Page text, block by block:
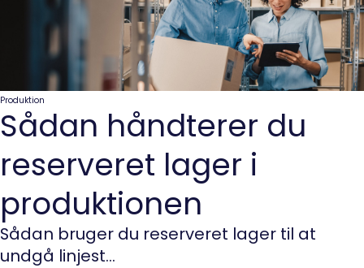
Produktion
Sådan håndterer du
reserveret lager i
produktionen
Sådan bruger du reserveret lager til at
undgå linjest...